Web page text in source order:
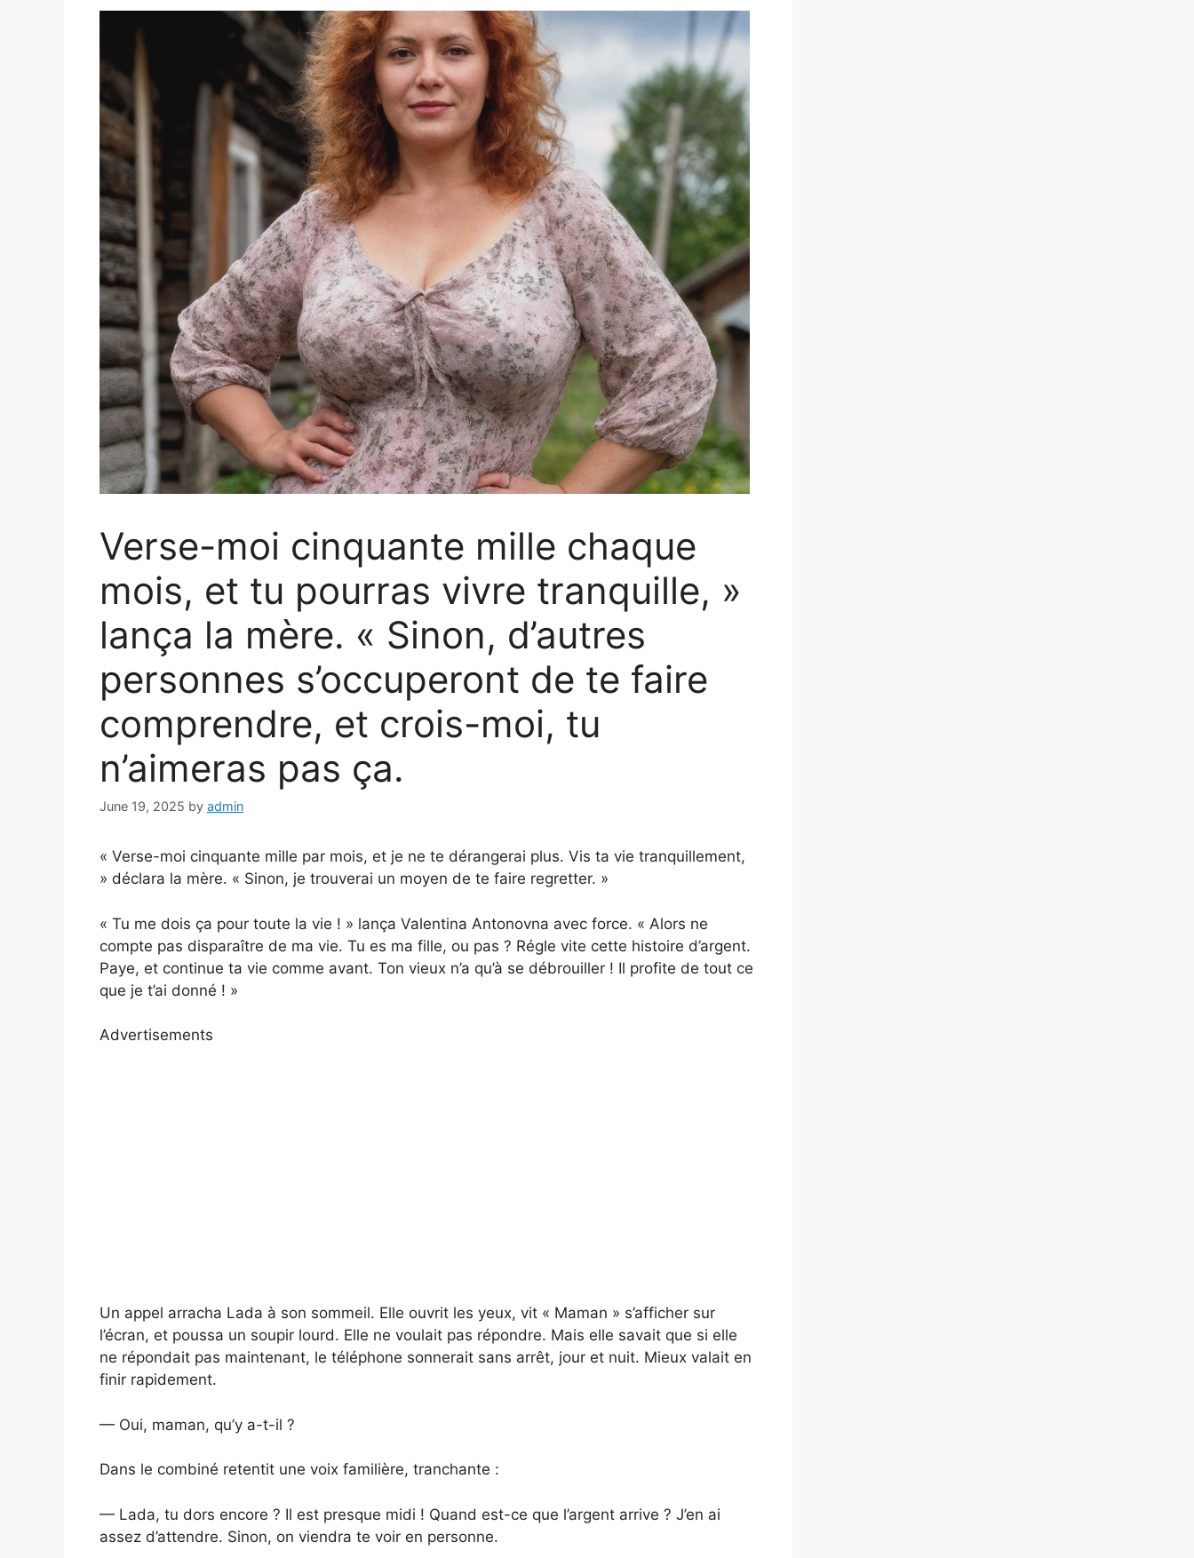
Verse-moi cinquante mille chaque
mois, et tu pourras vivre tranquille, »
lança la mère. « Sinon, d’autres
personnes s’occuperont de te faire
comprendre, et crois-moi, tu
n’aimeras pas ça.
June 19, 2025 by admin
« Verse-moi cinquante mille par mois, et je ne te dérangerai plus. Vis ta vie tranquillement,
» déclara la mère. « Sinon, je trouverai un moyen de te faire regretter. »
« Tu me dois ça pour toute la vie ! » lança Valentina Antonovna avec force. « Alors ne
compte pas disparaître de ma vie. Tu es ma fille, ou pas ? Régle vite cette histoire d’argent.
Paye, et continue ta vie comme avant. Ton vieux n’a qu’à se débrouiller ! Il profite de tout ce
que je t’ai donné ! »
Advertisements
Un appel arracha Lada à son sommeil. Elle ouvrit les yeux, vit « Maman » s’afficher sur
l’écran, et poussa un soupir lourd. Elle ne voulait pas répondre. Mais elle savait que si elle
ne répondait pas maintenant, le téléphone sonnerait sans arrêt, jour et nuit. Mieux valait en
finir rapidement.
— Oui, maman, qu’y a-t-il ?
Dans le combiné retentit une voix familière, tranchante :
— Lada, tu dors encore ? Il est presque midi ! Quand est-ce que l’argent arrive ? J’en ai
assez d’attendre. Sinon, on viendra te voir en personne.